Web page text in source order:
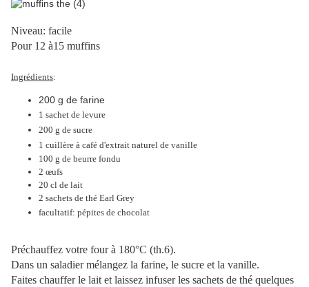
Niveau: facile
Pour 12 à15 muffins
Ingrédients:
200 g de farine
1 sachet de levure
200 g de sucre
1 cuillère à café d'extrait naturel de vanille
100 g de beurre fondu
2 œufs
20 cl de lait
2 sachets de thé Earl Grey
facultatif: pépites de chocolat
Préchauffez votre four à 180°C (th.6).
Dans un saladier mélangez la farine, le sucre et la vanille.
Faites chauffer le lait et laissez infuser les sachets de thé quelques